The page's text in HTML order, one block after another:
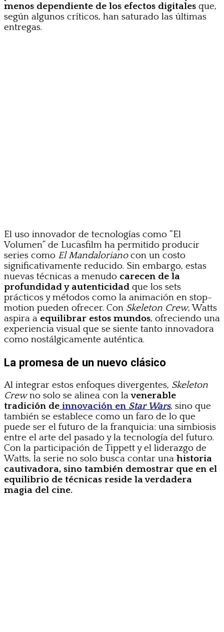
menos dependiente de los efectos digitales que,
según algunos críticos, han saturado las últimas
entregas.
El uso innovador de tecnologías como “El
Volumen” de Lucasfilm ha permitido producir
series como El Mandalorianocon un costo
significativamente reducido. Sin embargo, estas
nuevas técnicas a menudo carecen de la
profundidad y autenticidad que los sets
prácticos y métodos como la animación en stop-
motion pueden ofrecer. Con Skeleton Crew, Watts
aspira a equilibrar estos mundos, ofreciendo una
experiencia visual que se siente tanto innovadora
como nostálgicamente auténtica.
La promesa de un nuevo clásico
Al integrar estos enfoques divergentes, Skeleton
Crewno solo se alinea con lavenerable
tradición de innovación en Star Wars, sino que
también se establece como un faro de lo que
puede ser el futuro de la franquicia: una simbiosis
entre el arte del pasado y la tecnología del futuro.
Con la participación de Tippett y el liderazgo de
Watts, la serie no solo busca contar una historia
cautivadora, sino también demostrar que en el
equilibrio de técnicas reside la verdadera
magia del cine.